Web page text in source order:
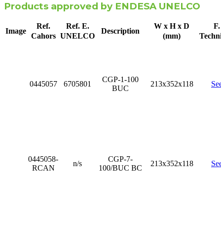
Products approved by ENDESA UNELCO
Image
Ref.
Cahors
Ref. E.
UNELCO
Description
W x H x D
(mm)
F.
0445057 6705801
CGP-1-100
BUC
213x352x118
0445058-
RCAN
n/s
CGP-7-
100/BUC BC
213x352x118